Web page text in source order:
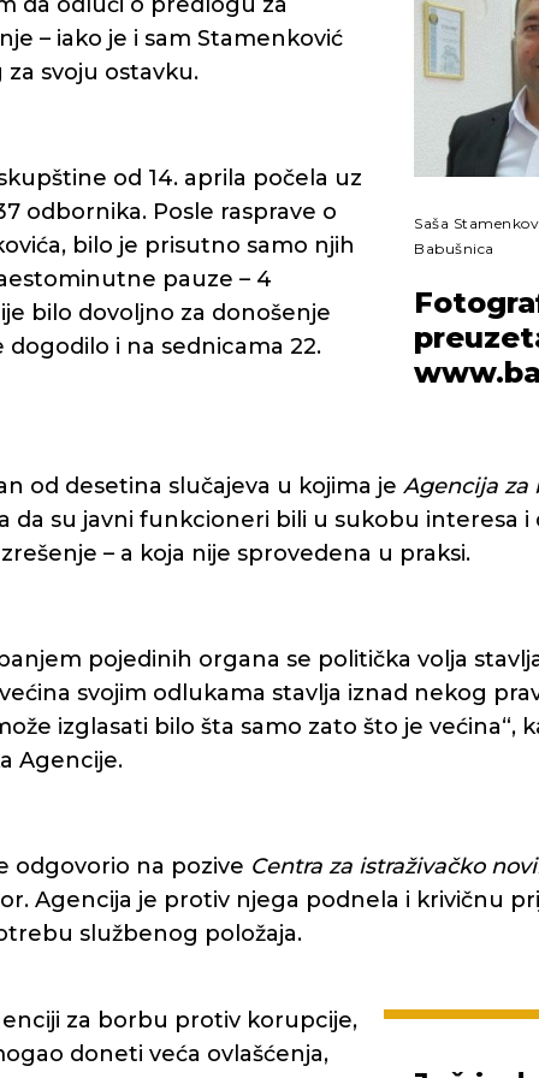
Saša
Babušnica
– iako je i sam Stamenković
svoju ostavku.
od 14. aprila počela uz
odbornika. Posle rasprave o
bilo je prisutno samo njih
pauze – 4
bilo dovoljno za donošenje
dogodilo i na sednicama 22.
od desetina slučajeva u kojima je Agencija za
da su javni funkcioneri bili u sukobu interesa i
– a koja nije sprovedena u praksi.
pojedinih organa se politička volja
svojim odlukama stavlja iznad nekog
izglasati bilo šta samo zato što je većina“,
Agencije.
odgovorio na pozive Centra za istraživačko
Agencija je protiv njega podnela i krivičnu
službenog položaja.
za borbu protiv korupcije,
doneti veća ovlašćenja,